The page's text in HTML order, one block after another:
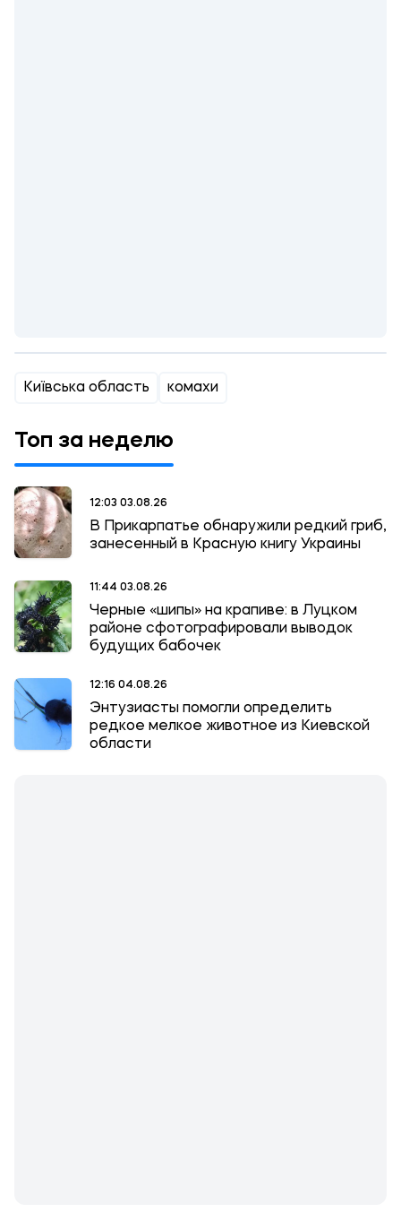
Київська область комахи
Топ за неделю
12:03 03.08.26
В Прикарпатье обнаружили редкий гриб,
занесенный в Красную книгу Украины
11:44 03.08.26
Черные «шипы» на крапиве: в Луцком
районе сфотографировали выводок
будущих бабочек
12:16 04.08.26
Энтузиасты помогли определить
редкое мелкое животное из Киевской
области